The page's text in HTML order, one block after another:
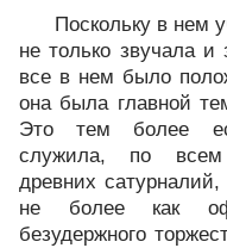
Поскольку в нем
не только звучала и
все в нем было
она была главной
Это тем более
служила, по всем
древних
не более как
безудержного